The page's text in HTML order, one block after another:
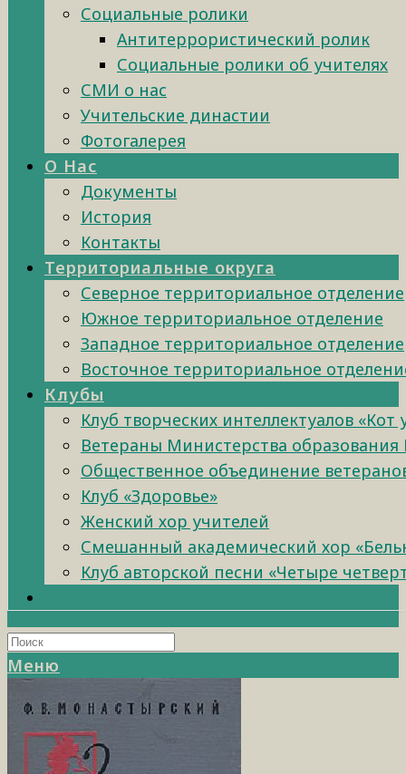
Социальные ролики
Антитеррористический ролик
Социальные ролики об учителях
СМИ о нас
Учительские династии
Фотогалерея
О Нас
Документы
История
Контакты
Территориальные округа
Северное территориальное отделение
Южное территориальное отделение
Западное территориальное отделение
Восточное территориальное
Клубы
Клуб творческих интеллектуалов «Кот
Ветераны Министерства образования
Общественное объединение
Клуб «Здоровье»
Женский хор учителей
Смешанный академический хор
Клуб авторской песни «Четыре
Меню